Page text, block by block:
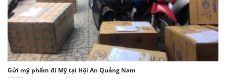
Gửi mỹ phẩm đi Mỹ tại Hội An Quảng Nam